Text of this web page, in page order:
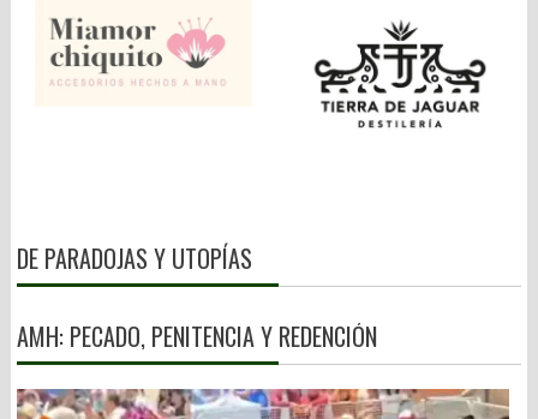
DE PARADOJAS Y UTOPÍAS
AMH: PECADO, PENITENCIA Y REDENCIÓN